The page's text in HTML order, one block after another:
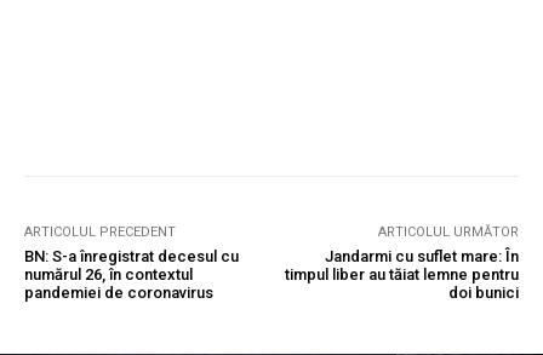
ARTICOLUL PRECEDENT
BN: S-a înregistrat decesul cu
numărul 26, în contextul
pandemiei de coronavirus
ARTICOLUL URMĂTOR
Jandarmi cu suflet mare: În
timpul liber au tăiat lemne pentru
doi bunici